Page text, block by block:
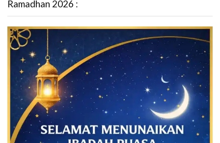
Ramadhan 2026 :